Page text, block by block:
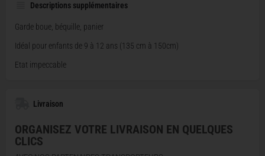
Descriptions supplémentaires
Garde boue, béquille, panier
Idéal pour enfants de 9 à 12 ans (135 cm à 150cm)
Etat impeccable
Livraison
ORGANISEZ VOTRE LIVRAISON EN QUELQUES
CLICS